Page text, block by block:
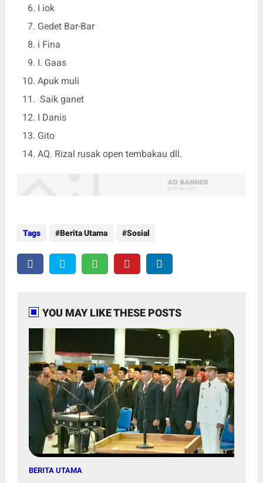
I iok
Gedet Bar-Bar
i Fina
I. Gaas
Apuk muli
Saik ganet
I Danis
Gito
AQ. Rizal rusak open tembakau dll.
Tags Berita Utama Sosial
YOU MAY LIKE THESE POSTS
BERITA UTAMA